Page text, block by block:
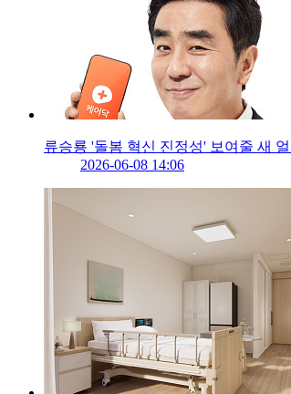
류승룡 '돌봄 혁신 진정성' 보여줄 새
2026-06-08 14:06